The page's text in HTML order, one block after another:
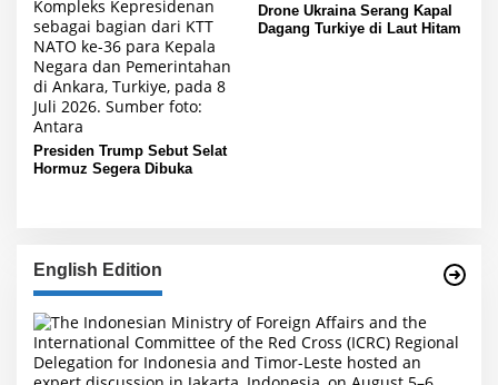
Presiden Trump Sebut Selat
Hormuz Segera Dibuka
Drone Ukraina Serang Kapal
Dagang Turkiye di Laut Hitam
English Edition